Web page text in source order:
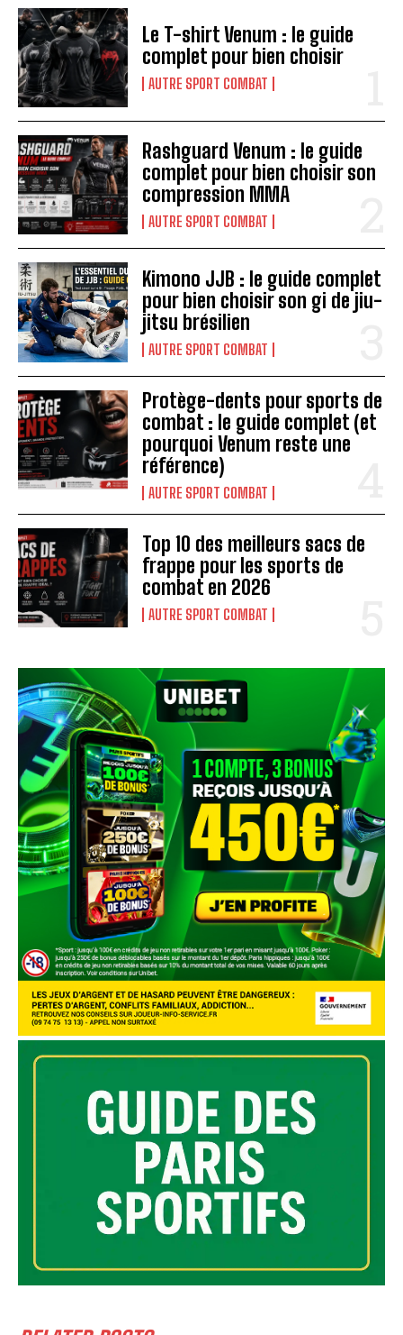
Le T-shirt Venum : le guide
complet pour bien choisir
AUTRE SPORT COMBAT
Rashguard Venum : le guide
complet pour bien choisir son
compression MMA
AUTRE SPORT COMBAT
Kimono JJB : le guide complet
pour bien choisir son gi de jiu-
jitsu brésilien
AUTRE SPORT COMBAT
Protège-dents pour sports de
combat : le guide complet (et
pourquoi Venum reste une
référence)
AUTRE SPORT COMBAT
Top 10 des meilleurs sacs de
frappe pour les sports de
combat en 2026
AUTRE SPORT COMBAT